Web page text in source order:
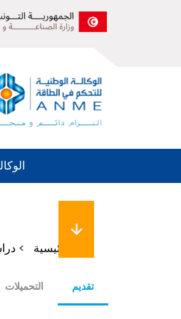
مسار
التنقل
الرئيسية
تقديم التحميلات